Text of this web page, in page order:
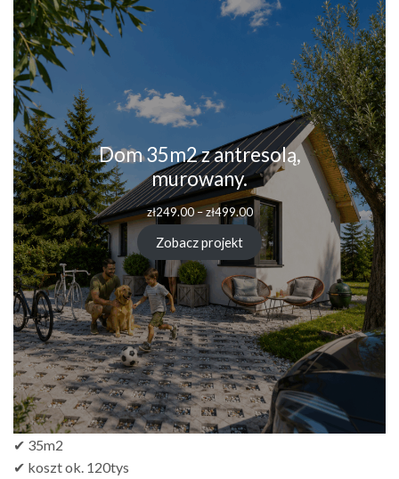
Dom 35m2 z antresolą,
murowany.
zł249.00–zł499.00Zakres
cen:
od
zł249.00
do
zł499.00
Zobacz projekt
✔ 35m2
✔ koszt ok. 120tys